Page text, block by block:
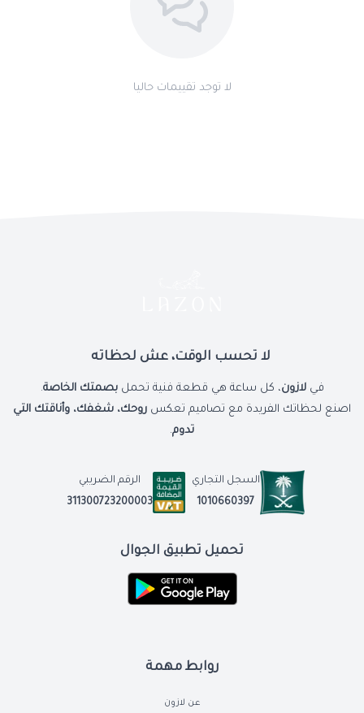
"ساعة برستيج باللون الأسود.. حيث تجتمع هيبة اللون مع مرونة التصميم
لا توجد تقييمات حاليا
روابط مهمة
عن لازون
لا تحسب الوقت، عش لحظاته
فيلازون، كل ساعة هي قطعة فنية تحملبصمتك الخاصة.
اصنع لحظاتك الفريدة مع تصاميم تعكس روحك، شغفك، وأناقتك التي
تدوم.
السجل التجاري
1010660397
الرقم الضريبي
311300723200003
تحميل تطبيق الجوال